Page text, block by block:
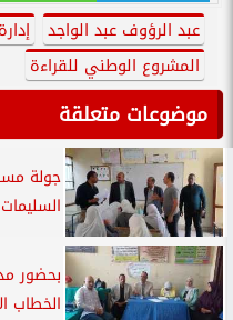
عبد الرؤوف عبد الواجد
المشروع الوطني للقراءة
موضوعات متعلقة
جولة
بحضور
الخطاب